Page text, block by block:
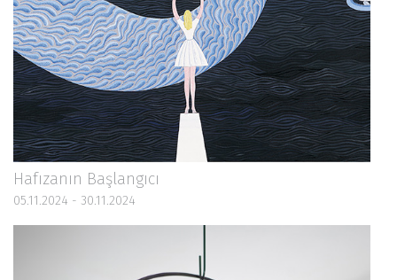
Hafızanın Başlangıcı
05.11.2024 - 30.11.2024